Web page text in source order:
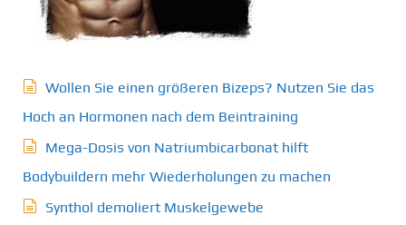
Wollen Sie einen größeren Bizeps? Nutzen Sie das
Hoch an Hormonen nach dem Beintraining
Mega-Dosis von Natriumbicarbonat hilft
Bodybuildern mehr Wiederholungen zu machen
Synthol demoliert Muskelgewebe